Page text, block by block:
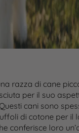
razza di cane
per il suo
cani sono
di cotone per il
conferisce loro